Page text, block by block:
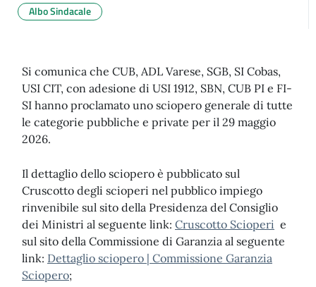
Albo Sindacale
Si comunica che CUB, ADL Varese, SGB, SI Cobas,
USI CIT, con adesione di USI 1912, SBN, CUB PI e FI-
SI hanno proclamato uno sciopero generale di tutte
le categorie pubbliche e private per il 29 maggio
2026.
Il dettaglio dello sciopero è pubblicato sul
Cruscotto degli scioperi nel pubblico impiego
rinvenibile sul sito della Presidenza del Consiglio
dei Ministri al seguente link: Cruscotto Scioperi e
sul sito della Commissione di Garanzia al seguente
link: Dettaglio sciopero | Commissione Garanzia
Sciopero;